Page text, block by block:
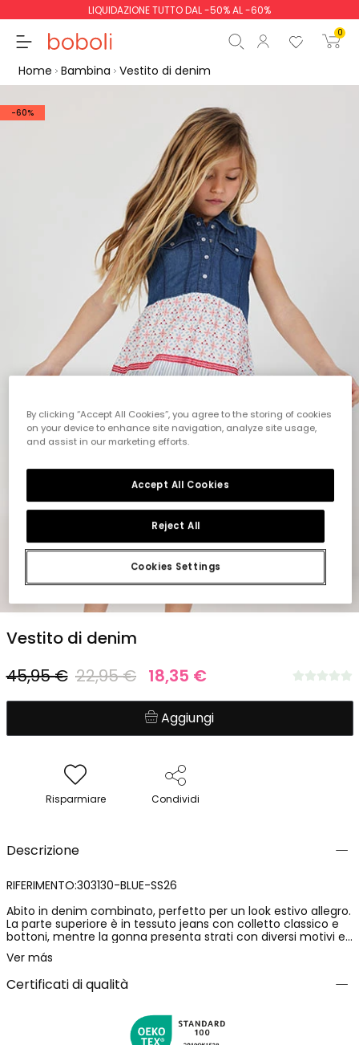
LIQUIDAZIONE TUTTO DAL -50% AL -60%
0
Inizio ordine
Home Bambina Vestito di denim
-60%
Vestito di denim
45,95 € 22,95 € 18,35 €
Aggiungi
Risparmiare Condividi
Descrizione
RIFERIMENTO:303130-BLUE-SS26
Abito in denim combinato, perfetto per un look estivo allegro.
La parte superiore è in tessuto jeans con colletto classico e
bottoni, mentre la gonna presenta strati con diversi motivi e
colori: fiori e righe in tonalità rosa e blu. Disponibile in taglie da
12 mesi a 10 anni, il suo design senza maniche permette
libertà di movimento. È un capo versatile che combina stile e
comodità, adatto per giorni di sole e occasioni speciali.
Ver más
Certificati di qualità
By clicking “Accept All Cookies”, you agree to the storing of cookies
on your device to enhance site navigation, analyze site usage,
and assist in our marketing efforts.
Cookies Settings
Reject All
Accept All Cookies